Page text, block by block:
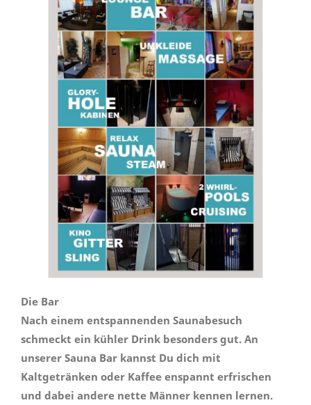
Die Bar
Nach einem entspannenden Saunabesuch
schmeckt ein kühler Drink besonders gut. An
unserer Sauna Bar kannst Du dich mit
Kaltgetränken oder Kaffee enspannt erfrischen
und dabei andere nette Männer kennen lernen.